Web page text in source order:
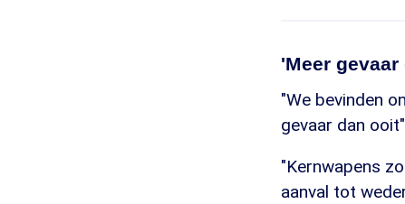
'Meer
"We bevinden
gevaar dan
"Kernwapens
aanval tot